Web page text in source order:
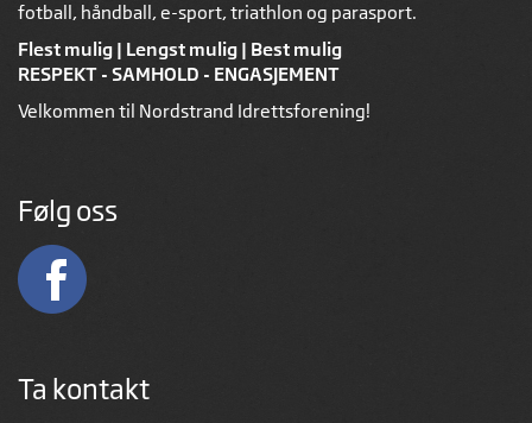
fotball, håndball, e-sport, triathlon og parasport.
Flest mulig | Lengst mulig | Best mulig
RESPEKT - SAMHOLD - ENGASJEMENT
Velkommen til Nordstrand Idrettsforening!
Følg oss
Ta kontakt